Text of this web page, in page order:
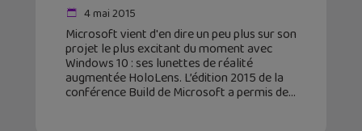
4 mai 2015
Microsoft vient d'en dire un peu plus sur son
projet le plus excitant du moment avec
Windows 10 : ses lunettes de réalité
augmentée HoloLens. L’édition 2015 de la
conférence Build de Microsoft a permis de